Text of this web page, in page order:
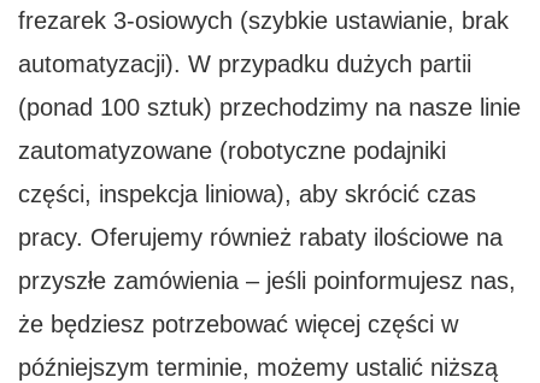
frezarek 3-osiowych (szybkie ustawianie, brak
automatyzacji). W przypadku dużych partii
(ponad 100 sztuk) przechodzimy na nasze linie
zautomatyzowane (robotyczne podajniki
części, inspekcja liniowa), aby skrócić czas
pracy. Oferujemy również rabaty ilościowe na
przyszłe zamówienia – jeśli poinformujesz nas,
że będziesz potrzebować więcej części w
późniejszym terminie, możemy ustalić niższą